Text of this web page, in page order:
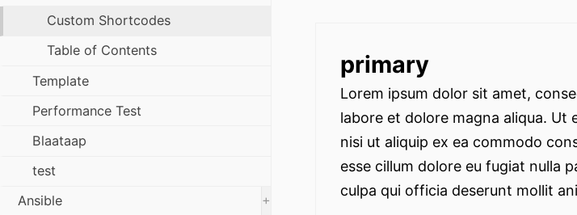
primary
Lorem ipsum dolor sit amet,
labore et dolore magna aliqua. Ut
nisi ut aliquip ex ea commodo
esse cillum dolore eu fugiat nulla
culpa qui officia deserunt mollit
Custom Shortcodes
Table of Contents
Template
Performance Test
Blaataap
test
Ansible
+